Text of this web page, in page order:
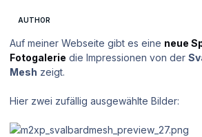
AUTHOR
Auf meiner Webseite gibt es eine neue
Fotogalerie die Impressionen von der
Mesh zeigt.
Hier zwei zufällig ausgewählte Bilder: